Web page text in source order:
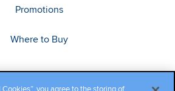
Promotions
Where to Buy
you agree to the storing of